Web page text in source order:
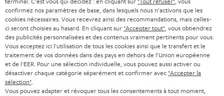
é
d
i
t
i
o
a
g
a
r
a
8 semaines d'essai
Retours sans frais
Service client à vie
confirmez nos paramètres de base, dans lesquels nous n'activons que les
cookies nécessaires. Vous recevrez ainsi des recommandations, mais celles-
ci seront choisies au hasard. En cliquant sur "Accepter tout" , vous obtiendrez
des publicités personnalisées et des contenus vraiment pertinents pour vous.
Vous acceptez ici l'utilisation de tous les cookies ainsi que le transfert et le
traitement de vos données dans des pays en dehors de l'Union européenne
et de l'EER. Pour une sélection individuelle, vous pouvez aussi activer ou
désactiver chaque catégorie séparément et confirmer avec "Accepter la
sélection"
Vous pouvez adapter et révoquer tous les consentements à tout moment,